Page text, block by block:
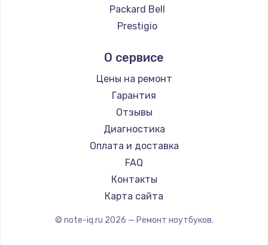
Ремонт ноутбуков Evga
Ремонт ноутбуков Google
Ремонт ноутбуков Ardor
Ремонт ноутбуков Predator
Ремонт ноутбуков iru
Ремонт ноутбуков Machenike
Ремонт ноутбуков DEXP
Ремонт ноутбуков Teclast
Ремонт ноутбуков CHUWI
Ремонт ноутбуков Colorful
Packard Bell
Prestigio
Alienware
Aquarius
Gigabyte
Aorus
Maibenben
Getac
Epson
Philips
LG
О сервисе
Цены на ремонт
Гарантия
Отзывы
Диагностика
Оплата и доставка
FAQ
Контакты
Карта сайта
© note-iq.ru 2026 — Ремонт ноутбуков.